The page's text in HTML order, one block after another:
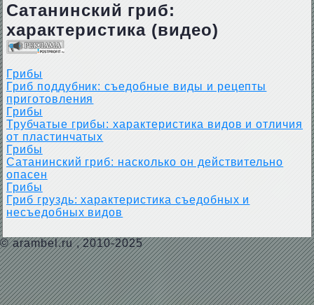
Сатанинский гриб:
характеристика (видео)
Грибы
Гриб поддубник: съедобные виды и рецепты
приготовления
Грибы
Трубчатые грибы: характеристика видов и отличия
от пластинчатых
Грибы
Сатанинский гриб: насколько он действительно
опасен
Грибы
Гриб груздь: характеристика съедобных и
несъедобных видов
© arambel.ru, 2010-2025